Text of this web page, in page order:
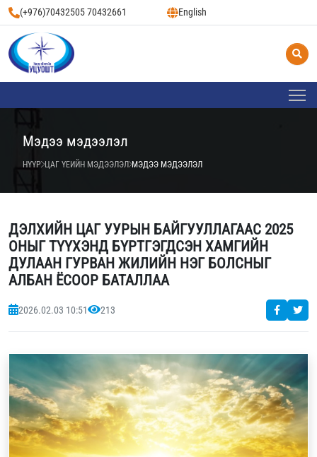
(+976)70432505 70432661 English
Мэдээ мэдээлэл
НҮҮР ЦАГ ҮЕИЙН МЭДЭЭЛЭЛ МЭДЭЭ МЭДЭЭЛЭЛ
ДЭЛХИЙН ЦАГ УУРЫН БАЙГУУЛЛАГААС 2025
ОНЫГ ТҮҮХЭНД БҮРТГЭГДСЭН ХАМГИЙН
ДУЛААН ГУРВАН ЖИЛИЙН НЭГ БОЛСНЫГ
АЛБАН ЁСООР БАТАЛЛАА
2026.02.03 10:51 213